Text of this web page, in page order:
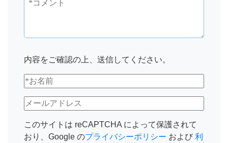
内容をご確認の上、送信してください。
このサイトは reCAPTCHA によって保護されて
おり、Google のプライバシーポリシー および 利